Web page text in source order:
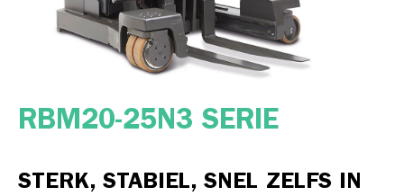
RBM20-25N3 SERIE
STERK, STABIEL, SNEL ZELFS IN